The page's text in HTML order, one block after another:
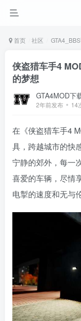
首页 社区
侠盗猎车手4
的梦想
GTA4MOD下
2年前发布 14
在《侠盗猎车手4
具，跨越城市的快
宁静的郊外，每一
喜爱的车辆，尽情
电掣的速度和无与